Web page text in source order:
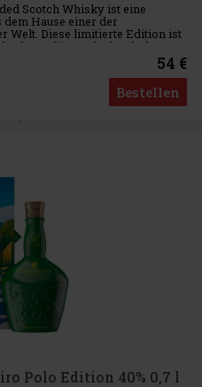
Scotch Whisky ist eine
Hause einer der
Welt. Diese limitierte Edition ist
legendären Black Label,
54 €
Bestellen
Polo Edition 40% 0,7 l